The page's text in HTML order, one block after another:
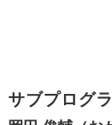
サブプログ